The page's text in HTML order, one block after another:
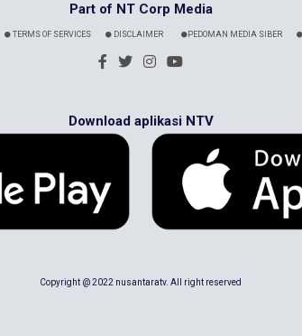
Part of NT Corp Media
TERMS OF SERVICES DISCLAIMER PEDOMAN MEDIA SIBER
Download aplikasi NTV
Copyright @ 2022 nusantaratv. All right reserved